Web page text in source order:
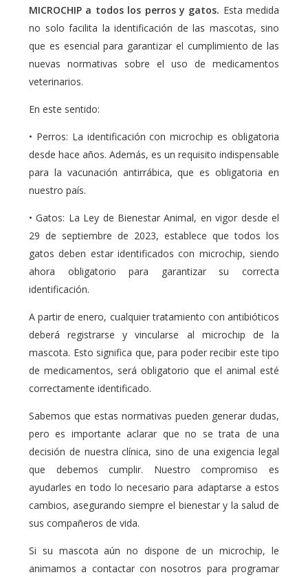
MICROCHIP a todos los perros y gatos. Esta medida
no solo facilita la identificación de las mascotas, sino
que es esencial para garantizar el cumplimiento de las
nuevas normativas sobre el uso de medicamentos
veterinarios.
En este sentido:
• Perros: La identificación con microchip es obligatoria
desde hace años. Además, es un requisito indispensable
para la vacunación antirrábica, que es obligatoria en
nuestro país.
• Gatos: La Ley de Bienestar Animal, en vigor desde el
29 de septiembre de 2023, establece que todos los
gatos deben estar identificados con microchip, siendo
ahora obligatorio para garantizar su correcta
identificación.
A partir de enero, cualquier tratamiento con antibióticos
deberá registrarse y vincularse al microchip de la
mascota. Esto significa que, para poder recibir este tipo
de medicamentos, será obligatorio que el animal esté
correctamente identificado.
Sabemos que estas normativas pueden generar dudas,
pero es importante aclarar que no se trata de una
decisión de nuestra clínica, sino de una exigencia legal
que debemos cumplir. Nuestro compromiso es
ayudarles en todo lo necesario para adaptarse a estos
cambios, asegurando siempre el bienestar y la salud de
sus compañeros de vida.
Si su mascota aún no dispone de un microchip, le
animamos a contactar con nosotros para programar